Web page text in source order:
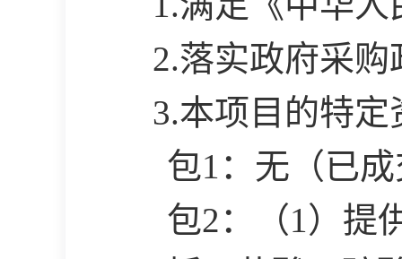
2.落实政府采
3.本项目的特定
包1：无（已
包2：（1）提